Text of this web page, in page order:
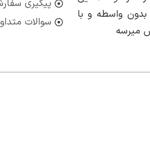
بدون واسطه و با
میرسه
پیگیری
سوالات